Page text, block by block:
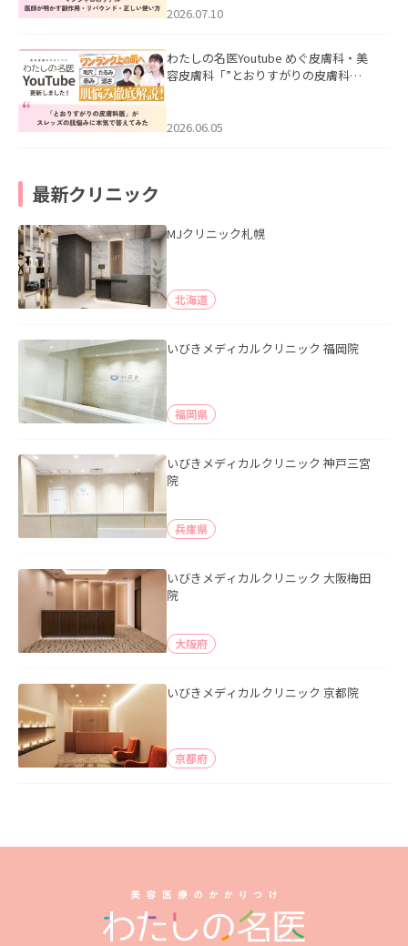
た。
2026.07.10
わたしの名医Youtube めぐ皮膚科・美
容皮膚科「”とおりすがりの皮膚科
2026.06.05
最新クリニック
MJクリニック札幌
北海道
いびきメディカルクリニック 福岡院
福岡県
いびきメディカルクリニック 神戸三宮
院
兵庫県
いびきメディカルクリニック 大阪梅田
院
大阪府
いびきメディカルクリニック 京都院
京都府